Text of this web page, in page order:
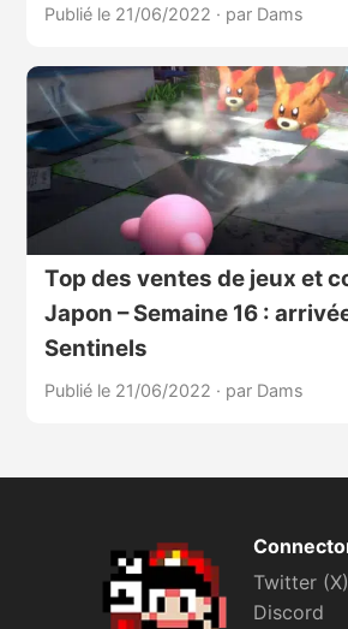
Publié le 21/06/2022 · par Dams
Top des ventes de jeux et
Japon – Semaine 16 :
Sentinels
Publié le 21/06/2022 · par Dams
Twitter (X)
Discord